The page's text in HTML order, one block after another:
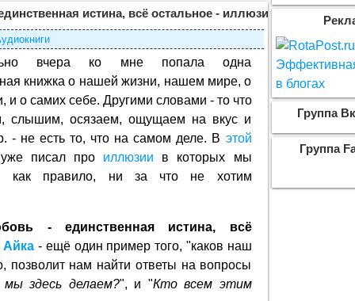
истина, всё остальное - иллюзия
вчера ко мне попала одна
книжка о нашей жизни, нашем мире, о
и о самих себе. Другими словами - то что
слышим, осязаем, ощущаем на вкус и
- не есть то, что на самом деле. В этой
писал про иллюзии в которых мы
как правило, ни за что не хотим
- единственная истина, всё
Айка - ещё один пример того, "каков наш
нам найти ответы на вопросы
здесь делаем?", и "Кто всем этим
Группа
Группа